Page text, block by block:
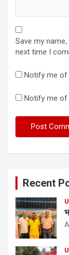
Save my
next time I
Notify me of
Notify me of
Recent